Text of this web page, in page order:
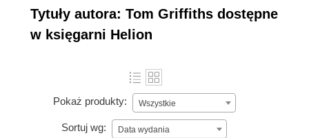
Tytuły autora: Tom Griffiths dostępne
w księgarni Helion
Pokaż produkty: Wszystkie
Sortuj wg: Data wydania